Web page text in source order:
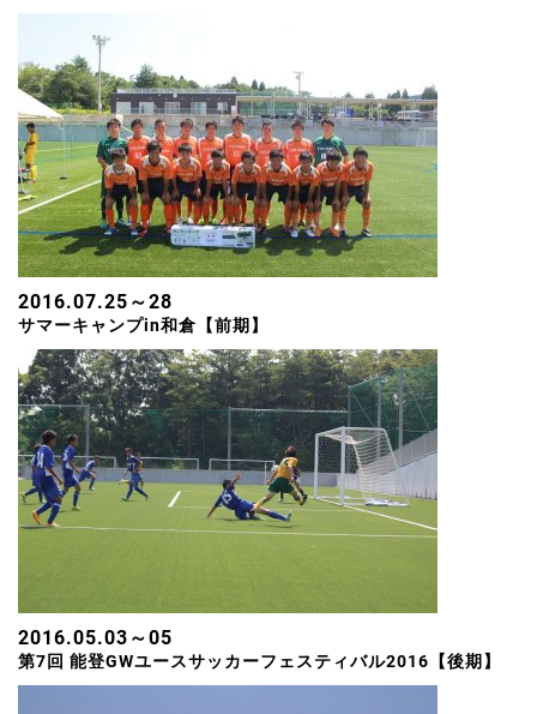
2016.07.25～28
サマーキャンプin和倉【前期】
2016.05.03～05
第7回 能登GWユースサッカーフェスティバル2016【後期】